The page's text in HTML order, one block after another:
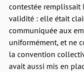
contestée remplissait
validité : elle était
communiquée aux
uniformément, et ne
la convention
avait aussi mis en